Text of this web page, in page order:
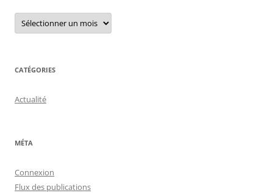
Menu
archives
CATÉGORIES
Actualité
MÉTA
Connexion
Flux des publications